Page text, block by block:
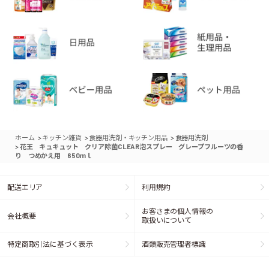
ホーム >キッチン雑貨 >食器用洗剤・キッチン用品 > 食器用洗剤
>花王 キュキュット クリア除菌CLEAR泡スプレー グレープフルーツの香
り つめかえ用 650ｍｌ
配送エリア 利用規約
会社概要
お客さまの個人情報の
取扱いについて
特定商取引法に基づく表示 酒類販売管理者標識